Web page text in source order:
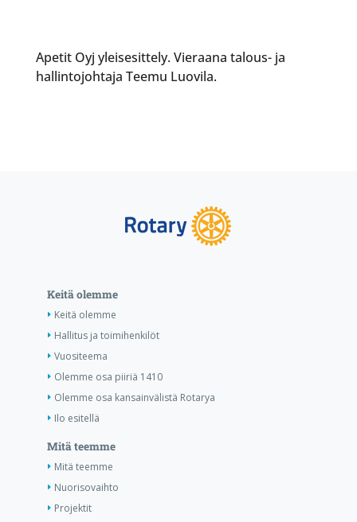
Apetit Oyj yleisesittely. Vieraana talous- ja
hallintojohtaja Teemu Luovila.
Keitä olemme
Keitä olemme
Hallitus ja toimihenkilöt
Vuositeema
Olemme osa piiriä 1410
Olemme osa kansainvälistä Rotarya
Ilo esitellä
Mitä teemme
Mitä teemme
Nuorisovaihto
Projektit